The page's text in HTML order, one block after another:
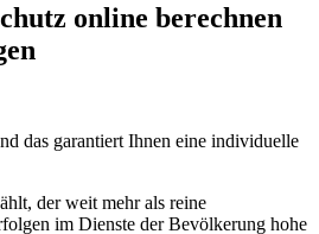
online berechnen
das garantiert Ihnen eine individuelle
der weit mehr als reine
im Dienste der Bevölkerung hohe